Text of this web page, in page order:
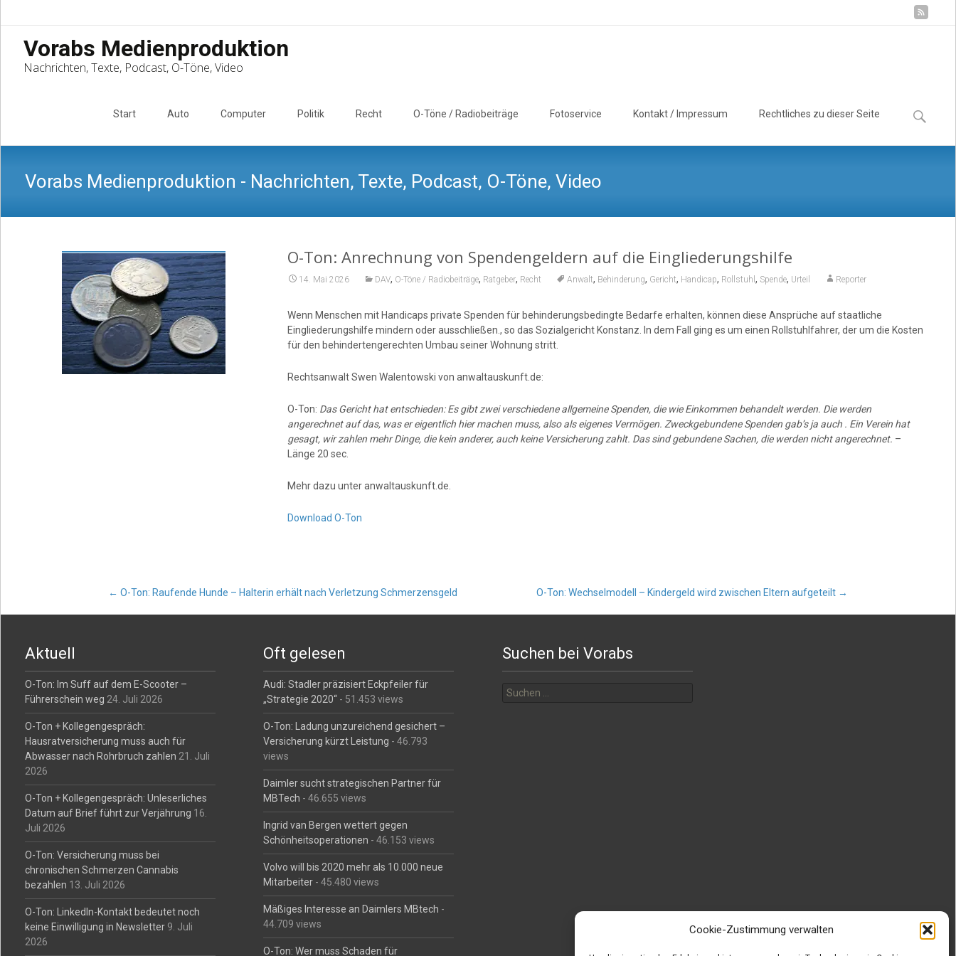
Cookie-Zustimmung verwalten
Vorabs Medienproduktion
Nachrichten, Texte, Podcast, O-Töne, Video
Start Auto Computer Politik Recht O-Töne / Radiobeiträge Fotoservice Kontakt / Impressum Rechtliches zu dieser Seite
Suchen
nach:
Vorabs Medienproduktion - Nachrichten, Texte, Podcast, O-Töne, Video
O-Ton: Anrechnung von Spendengeldern auf die Eingliederungshilfe
14. Mai 2026 DAV, O-Töne / Radiobeiträge, Ratgeber, Recht Anwalt, Behinderung, Gericht, Handicap, Rollstuhl , Spende, Urteil Reporter
Wenn Menschen mit Handicaps private Spenden für behinderungsbedingte Bedarfe erhalten, können diese Ansprüche auf staatliche
Eingliederungshilfe mindern oder ausschließen., so das Sozialgericht Konstanz. In dem Fall ging es um einen Rollstuhlfahrer, der um die Kosten
für den behindertengerechten Umbau seiner Wohnung stritt.
Rechtsanwalt Swen Walentowski von anwaltauskunft.de:
O-Ton: Das Gericht hat entschieden: Es gibt zwei verschiedene allgemeine Spenden, die wie Einkommen behandelt werden. Die werden
angerechnet auf das, was er eigentlich hier machen muss, also als eigenes Vermögen. Zweckgebundene Spenden gab’s ja auch . Ein Verein hat
gesagt, wir zahlen mehr Dinge, die kein anderer, auch keine Versicherung zahlt. Das sind gebundene Sachen, die werden nicht angerechnet. –
Länge 20 sec.
Mehr dazu unter anwaltauskunft.de.
Download O-Ton
Post
navigation
← O-Ton: Raufende Hunde – Halterin erhält nach Verletzung Schmerzensgeld O-Ton: Wechselmodell – Kindergeld wird zwischen Eltern aufgeteilt →
Aktuell
O-Ton: Im Suff auf dem E-Scooter –
Führerschein weg 24. Juli 2026
O-Ton + Kollegengespräch:
Hausratversicherung muss auch für
Abwasser nach Rohrbruch zahlen 21. Juli
2026
O-Ton + Kollegengespräch: Unleserliches
Datum auf Brief führt zur Verjährung 16.
Juli 2026
O-Ton: Versicherung muss bei
chronischen Schmerzen Cannabis
bezahlen 13. Juli 2026
O-Ton: LinkedIn-Kontakt bedeutet noch
keine Einwilligung in Newsletter 9. Juli
2026
Oft gelesen
Audi: Stadler präzisiert Eckpfeiler für
„Strategie 2020“ - 51.453 views
O-Ton: Ladung unzureichend gesichert –
Versicherung kürzt Leistung - 46.793
views
Daimler sucht strategischen Partner für
MBTech - 46.655 views
Ingrid van Bergen wettert gegen
Schönheitsoperationen - 46.153 views
Volvo will bis 2020 mehr als 10.000 neue
Mitarbeiter - 45.480 views
Mäßiges Interesse an Daimlers MBtech -
44.709 views
O-Ton: Wer muss Schaden für
Suchen bei Vorabs
nach: